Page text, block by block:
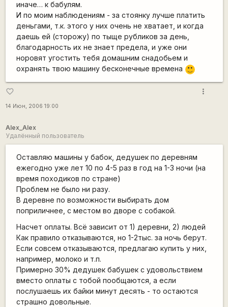
иначе… к бабулям.
И по моим наблюдениям - за стоянку лучше платить
деньгами, т.к. этого у них очень не хватает, и когда
даешь ей (сторожу) по тыще рубликов за день,
благодарность их не знает предела, и уже они
норовят угостить тебя домашним снадобьем и
охранять твою машину бесконечные времена
:)
favorite_border
14 Июн, 2006 19:00
more_vert
Alex_Alex
Удалённый пользователь
Оставляю машины у бабок, дедушек по деревням
ежегодно уже лет 10 по 4-5 раз в год на 1-3 ночи (на
время походиков по стране)
Проблем не было ни разу.
В деревне по возможности выбирать дом
поприличнее, с местом во дворе с собакой.
Насчет оплаты. Всё зависит от 1) деревни, 2) людей
Как правило отказываются, но 1-2тыс. за ночь берут.
Если совсем отказываются, предлагаю купить у них,
например, молоко и т.п.
Примерно 30% дедушек бабушек с удовольствием
вместо оплаты с тобой пообщаются, а если
послушаешь их байки минут десять - то остаются
страшно довольные.